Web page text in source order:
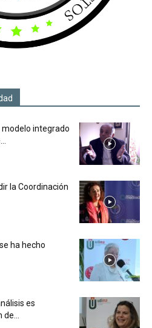
modelo integrado
la Coordinación
ha hecho
es